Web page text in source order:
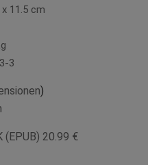
11.5 cm
3
)
(EPUB) 20.99 €